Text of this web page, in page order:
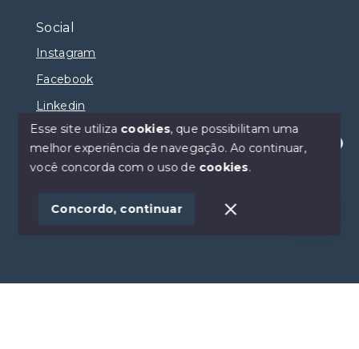
Olá! Estamos disponíveis para te ajudar.
Social
Instagram
Facebook
Linkedin
© Copyright 2026 - Selma Sumaya Corretora - Todos
SITE PARA IMOBILIARIA
Esse site utiliza cookies, que possibilitam uma
melhor experiência de navegação.Ao continuar,
você concorda com o uso de cookies.
Concordo, continuar